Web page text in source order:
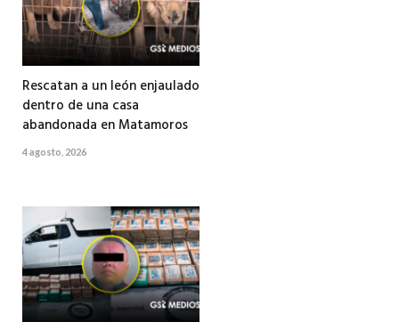
Rescatan a un león enjaulado
dentro de una casa
abandonada en Matamoros
4 agosto, 2026